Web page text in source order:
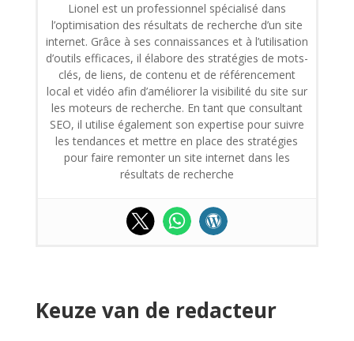
Lionel est un professionnel spécialisé dans
l’optimisation des résultats de recherche d’un site
internet. Grâce à ses connaissances et à l’utilisation
d’outils efficaces, il élabore des stratégies de mots-
clés, de liens, de contenu et de référencement
local et vidéo afin d’améliorer la visibilité du site sur
les moteurs de recherche. En tant que consultant
SEO, il utilise également son expertise pour suivre
les tendances et mettre en place des stratégies
pour faire remonter un site internet dans les
résultats de recherche
Keuze van de redacteur